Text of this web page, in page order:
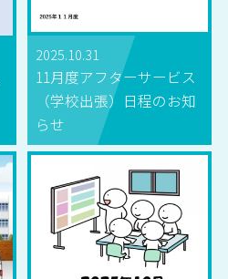
2025.10.31
11月度アフターサービス
（学校出張）日程のお知
らせ